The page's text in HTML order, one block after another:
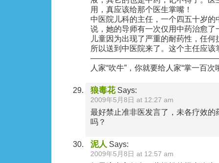
用，真应该给那个医生掌嘴！
中医院儿科的主任，一个四五十岁的
说，她的导师有一次仅用中药治愈了
儿童因为出现了严重的耐药性，任
所以送到中医院来了。这个主任应该
人家“吹牛”，你就要给人家“掌一百
狼毒花Says:
2009年5月8日 at 12:27 am
最好禁止准非医发言了，未各疗效的
吗？
泥人 Says:
2009年5月8日 at 12:57 am